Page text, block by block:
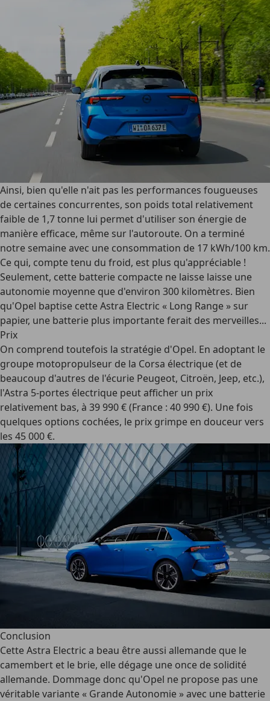
Ainsi, bien qu'elle n'ait pas les performances fougueuses
de certaines concurrentes, son poids total relativement
faible de 1,7 tonne lui permet d'utiliser son énergie de
manière efficace, même sur l'autoroute. On a terminé
notre semaine avec une consommation de 17 kWh/100 km.
Ce qui, compte tenu du froid, est plus qu'appréciable !
Seulement, cette batterie compacte ne laisse laisse une
autonomie moyenne que d'environ 300 kilomètres. Bien
qu'Opel baptise cette Astra Electric « Long Range » sur
papier, une batterie plus importante ferait des merveilles...
Prix
On comprend toutefois la stratégie d'Opel. En adoptant le
groupe motopropulseur de la Corsa électrique (et de
beaucoup d'autres de l'écurie Peugeot, Citroën, Jeep, etc.),
l'Astra 5-portes électrique peut afficher un prix
relativement bas, à 39 990 € (France : 40 990 €). Une fois
quelques options cochées, le prix grimpe en douceur vers
les 45 000 €.
Conclusion
Cette Astra Electric a beau être aussi allemande que le
camembert et le brie, elle dégage une once de solidité
allemande. Dommage donc qu'Opel ne propose pas une
véritable variante « Grande Autonomie » avec une batterie